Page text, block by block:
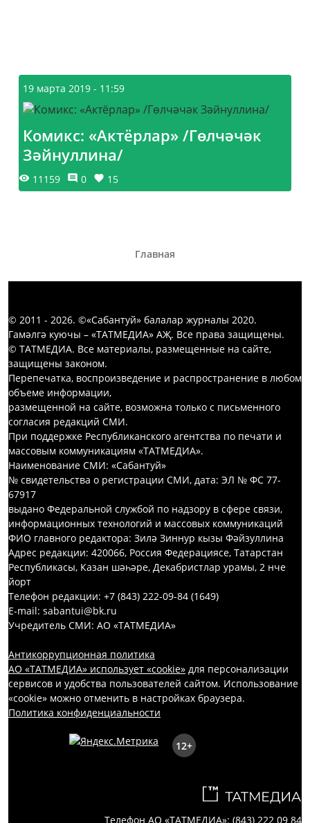
19 марта 2019 - 11:59
Комикс: «Актёрлар» /Гөлчәчәк
Зәйнуллина/
11159 0 15
Главная
© 2011 - 2026. ©«Сабантуй» балалар журналы 2020.
Гамәлгә куючы – «ТАТМЕДИА» АҖ. Все права защищены.
© ТАТМЕДИА. Все материалы, размещенные на сайте,
защищены законом.
Перепечатка, воспроизведение и распространение в любом
объеме информации,
размещенной на сайте, возможна только с письменного
согласия редакций СМИ.
При поддержке Республиканского агентства по печати и
массовым коммуникациям «ТАТМЕДИА».
Наименование СМИ: «Сабантуй»
№ свидетельства о регистрации СМИ, дата: ЭЛ № ФС 77-
67917
выдано Федеральной службой по надзору в сфере связи,
информационных технологий и массовых коммуникаций
ФИО главного редактора: Зилә Зиннур кызы Фәйзуллина
Адрес редакции: 420066, Россия Федерациясе, Татарстан
Республикасы, Казан шәһәре, Декабристлар урамы, 2 нче
йорт
Телефон редакции: +7 (843) 222-09-84 (1649)
E-mail: sabantui@bk.ru
Учредитель СМИ: АО «ТАТМЕДИА»
Антикоррупционная политика
АО «ТАТМЕДИА» использует «cookie» для персонализации
сервисов и удобства пользователей сайтом. Использование
«cookie» можно отменить в настройках браузера.
Политика конфиденциальности
12+
Телефон АО «ТАТМЕДИА»: (843) 222 09 84